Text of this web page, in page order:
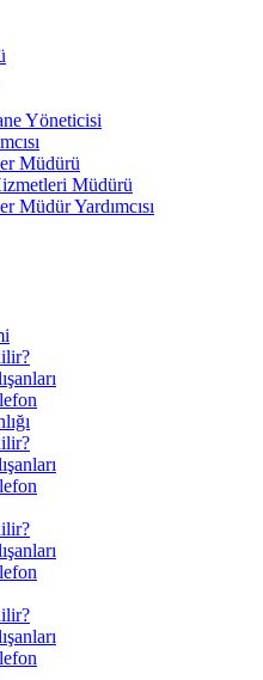
Yöneticisi
Müdürü
Müdürü
Müdür Yardımcısı